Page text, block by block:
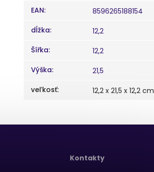
EAN:
8596265188154
dĺžka:
12,2
Šířka:
12,2
Výška:
21,5
veľkosť: 12,2 x 21,5 x 12,2 cm
Kontakty